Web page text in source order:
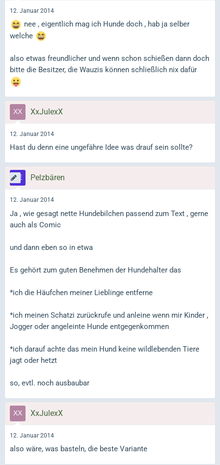
12. Januar 2014
nee , eigentlich mag ich Hunde doch , hab ja selber
welche
also etwas freundlicher und wenn schon schießen dann doch
bitte die Besitzer, die Wauzis können schließlich nix dafür
XxJulexX
12. Januar 2014
Hast du denn eine ungefähre Idee was drauf sein sollte?
Pelzbären
12. Januar 2014
Ja , wie gesagt nette Hundebilchen passend zum Text , gerne
auch als Comic
und dann eben so in etwa
Es gehört zum guten Benehmen der Hundehalter das
*ich die Häufchen meiner Lieblinge entferne
*ich meinen Schatzi zurückrufe und anleine wenn mir Kinder ,
Jogger oder angeleinte Hunde entgegenkommen
*ich darauf achte das mein Hund keine wildlebenden Tiere
jagt oder hetzt
so, evtl. noch ausbaubar
XxJulexX
12. Januar 2014
also wäre, was basteln, die beste Variante